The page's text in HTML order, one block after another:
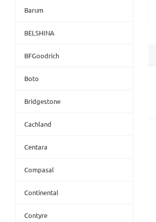
Barum
BELSHINA
BFGoodrich
Boto
Bridgestone
Cachland
Centara
Compasal
Continental
Contyre